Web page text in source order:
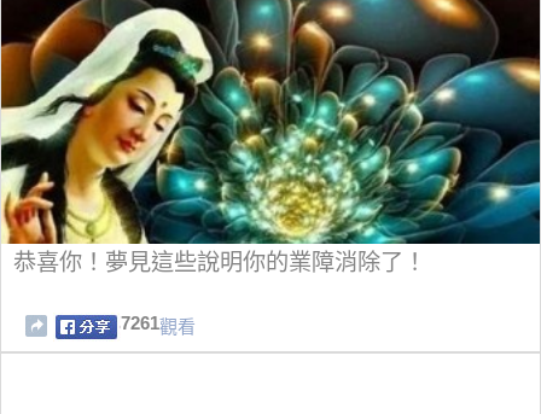
恭喜你！夢見這些說明你的業障消除了！
7261觀看